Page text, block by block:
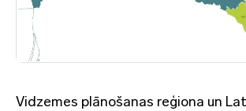
Vidzemes plānošanas reģiona un